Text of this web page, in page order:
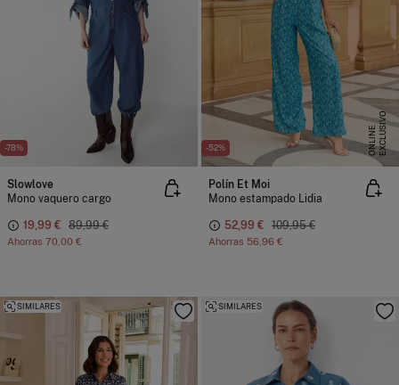
-78%
Slowlove
Mono vaquero cargo
19,99 € 89,99 €
Ahorras 70,00 €
-52% E
X
C
L
U
SI
V
O
O
N
L
I
N
E
Polín Et Moi
Mono estampado Lidia
52,99 € 109,95 €
Ahorras 56,96 €
SIMILARES SIMILARES